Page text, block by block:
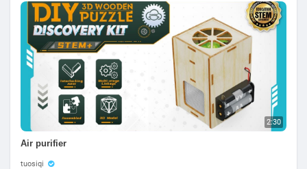
2:30
Air purifier
tuosiqi